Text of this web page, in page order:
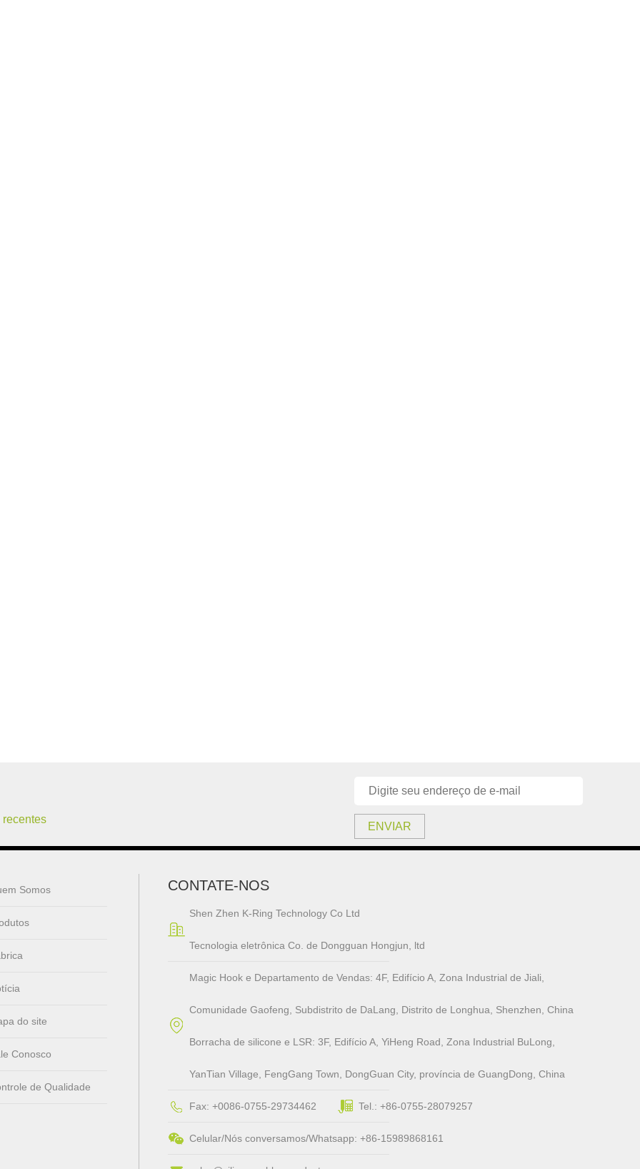
recentes
ENVIAR
Somos
do site
Conosco
de Qualidade
CONTATE-NOS
Shen Zhen K-Ring Technology Co Ltd
Tecnologia eletrônica Co. de Dongguan Hongjun, ltd
Magic Hook e Departamento de Vendas: 4F, ​​Edifício A, Zona Industrial de Jiali,
Comunidade Gaofeng, Subdistrito de DaLang, Distrito de Longhua, Shenzhen, China
Borracha de silicone e LSR: 3F, Edifício A, YiHeng Road, Zona Industrial BuLong,
YanTian Village, FengGang Town, DongGuan City, província de GuangDong, China
Fax: +0086-0755-29734462 Tel.: +86-0755-28079257
Celular/Nós conversamos/Whatsapp: +86-15989868161